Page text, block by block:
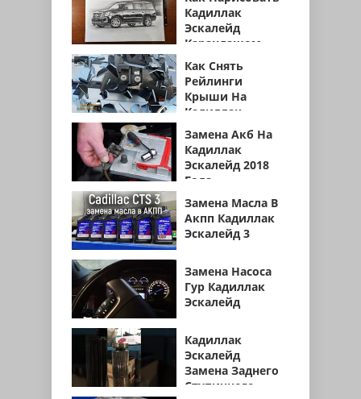
Кадиллак
Эскалейд
Карандашом
Как Снять
Рейлинги
Крыши На
Кадиллак
Замена Акб На
Кадиллак
Эскалейд 2018
Года
Замена Масла В
Акпп Кадиллак
Эскалейд 3
Замена Насоса
Гур Кадиллак
Эскалейд
Кадиллак
Эскалейд
Замена Заднего
Ступичного